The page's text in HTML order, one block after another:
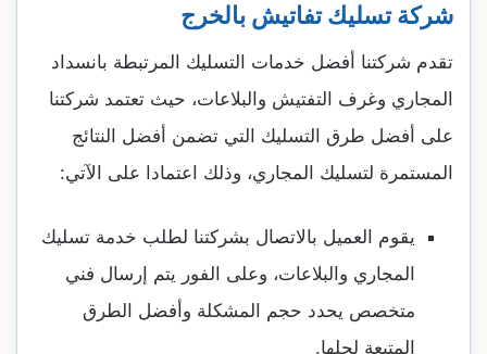
شركة تسليك تفاتيش بالخرج
تقدم شركتنا أفضل خدمات التسليك المرتبطة بانسداد
المجاري وغرف التفتيش والبلاعات، حيث تعتمد شركتنا
على أفضل طرق التسليك التي تضمن أفضل النتائج
المستمرة لتسليك المجاري، وذلك اعتمادا على الآتي:
يقوم العميل بالاتصال بشركتنا لطلب خدمة تسليك
المجاري والبلاعات، وعلى الفور يتم إرسال فني
متخصص يحدد حجم المشكلة وأفضل الطرق
المتبعة لحلها.